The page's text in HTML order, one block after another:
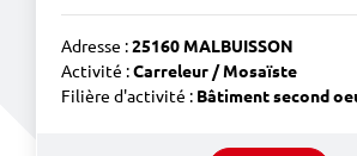
Adresse :25160 MALBUISSON
Activité :Carreleur / Mosaïste
Filière d'activité : Bâtiment second